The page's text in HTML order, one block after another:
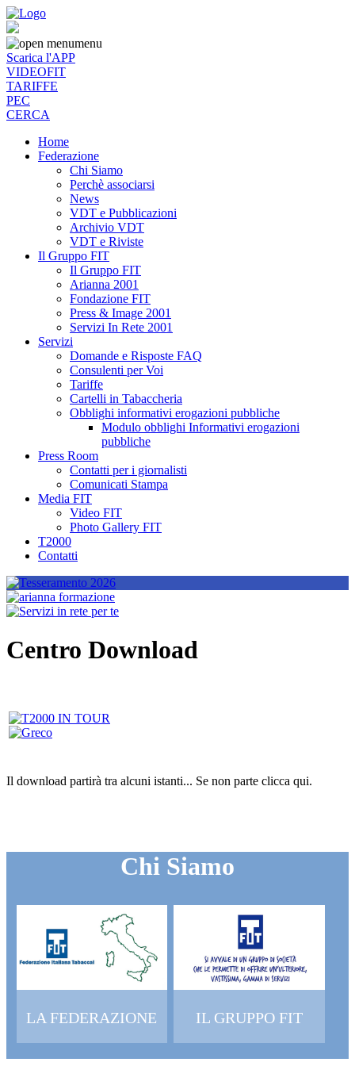
menu
Scarica l'APP
VIDEOFIT
TARIFFE
PEC
CERCA
Home
Federazione
Chi Siamo
Perchè associarsi
News
VDT e Pubblicazioni
Archivio VDT
VDT e Riviste
Il Gruppo FIT
Il Gruppo FIT
Arianna 2001
Fondazione FIT
Press & Image 2001
Servizi In Rete 2001
Servizi
Domande e Risposte FAQ
Consulenti per Voi
Tariffe
Cartelli in Tabaccheria
Obblighi informativi erogazioni pubbliche
Modulo obblighi Informativi erogazioni
pubbliche
Press Room
Contatti per i giornalisti
Comunicati Stampa
Media FIT
Video FIT
Photo Gallery FIT
T2000
Contatti
Centro Download
Il download partirà tra alcuni istanti... Se non parte clicca qui.
Chi Siamo
LA FEDERAZIONE IL GRUPPO FIT